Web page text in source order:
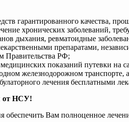
гарантированного качества,
хронических заболеваний,
дыхания, ревматоидные
препаратами,
Правительства РФ;
показаний путевки на
железнодорожном транспорте,
лечения бесплатными
от НСУ!
Вам полноценное